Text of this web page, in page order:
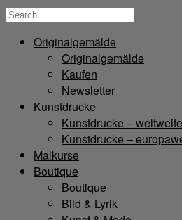
Originalgemälde
Originalgemälde
Kaufen
Newsletter
Kunstdrucke
Kunstdrucke –
Kunstdrucke –
Malkurse
Boutique
Boutique
Bild & Lyrik